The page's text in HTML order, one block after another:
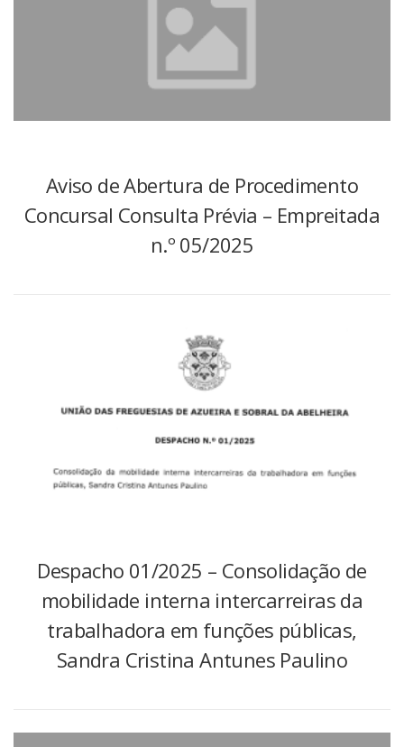
Aviso de Abertura de Procedimento
Concursal Consulta Prévia – Empreitada
n.º 05/2025
Despacho 01/2025 – Consolidação de
mobilidade interna intercarreiras da
trabalhadora em funções públicas,
Sandra Cristina Antunes Paulino